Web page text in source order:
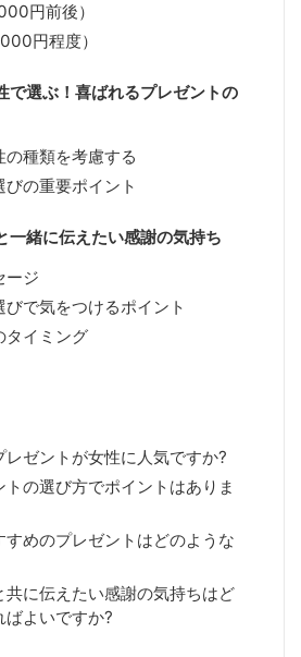
円前後）
円程度）
で選ぶ！喜ばれるプレゼントの
の種類を考慮する
びの重要ポイント
一緒に伝えたい感謝の気持ち
ージ
びで気をつけるポイント
タイミング
レゼントが女性に人気ですか?
トの選び方でポイントはありま
すめのプレゼントはどのような
共に伝えたい感謝の気持ちはど
ばよいですか?